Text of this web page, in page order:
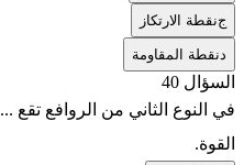
جنقطة الارتكاز
نقطة المقاومة
السؤال 40
في النوع الثاني من الروافع تقع
القوة.